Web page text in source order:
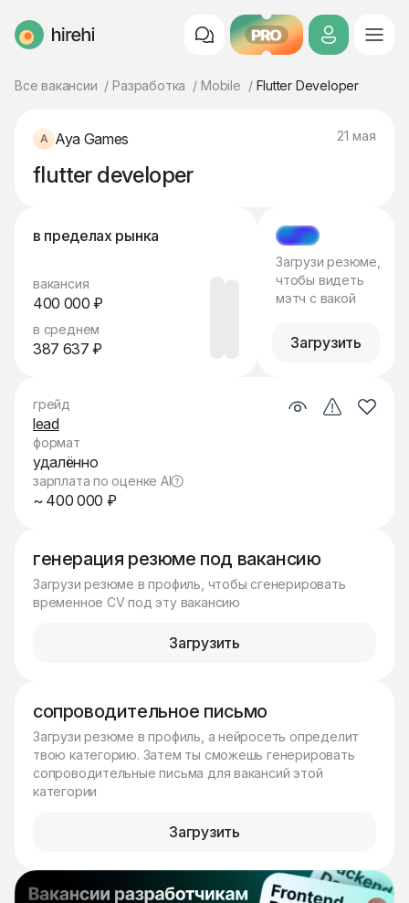
HireHi PRO
Все вакансии Разработка Mobile Flutter Developer
Aya Games 21 мая
flutter developer
в пределах рынка
вакансия
400 000 ₽
в среднем
387 637 ₽
МЭТЧ
Загрузи резюме,
чтобы видеть
мэтч с вакой
Загрузить
генерация резюме под вакансию
Загрузи резюме в профиль, чтобы сгенерировать
временное CV под эту вакансию
Загрузить
сопроводительное письмо
Загрузи резюме в профиль, а нейросеть определит
твою категорию. Затем ты сможешь генерировать
сопроводительные письма для вакансий этой
категории
Загрузить
грейд
lead
формат
удалённо
зарплата по оценке AI
~ 400 000 ₽